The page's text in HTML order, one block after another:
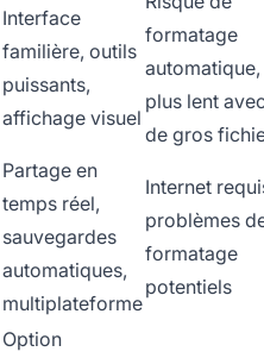
Interface
familière, outils
puissants,
affichage visuel
formatage
automatique,
plus lent
de gros
Partage en
temps réel,
sauvegardes
automatiques,
multiplateforme
Internet
problèmes
formatage
potentiels
Option